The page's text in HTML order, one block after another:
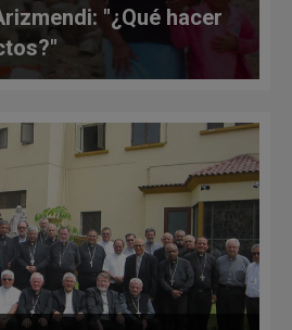
"¿Qué hacer